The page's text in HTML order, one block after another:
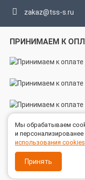
zakaz@tss-s.ru
ПРИНИМАЕМ К
МЫ В СОЦСЕТЯХ
Мы обрабатываем
и
использования cookies
Принять